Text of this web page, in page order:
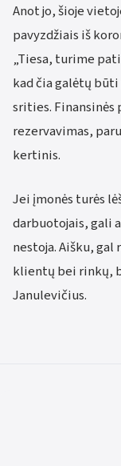
Anot jo, šioje
pavyzdžiais iš
„Tiesa, turime
kad čia galėtų
srities. Finansinės
rezervavimas,
kertinis.
Jei įmonės turės
darbuotojais, gali
nestoja. Aišku,
klientų bei rinkų,
Janulevičius.